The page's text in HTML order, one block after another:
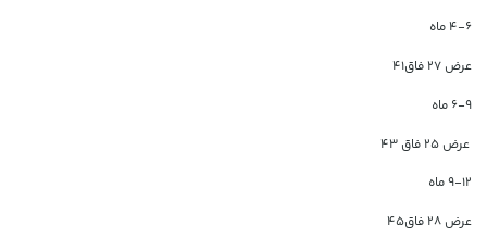
۴-۶ ماه
عرض ۲۷ فاق۴۱
۶-۹ ماه
عرض ۲۵ فاق ۴۳
۹-۱۲ ماه
عرض ۲۸ فاق۴۵